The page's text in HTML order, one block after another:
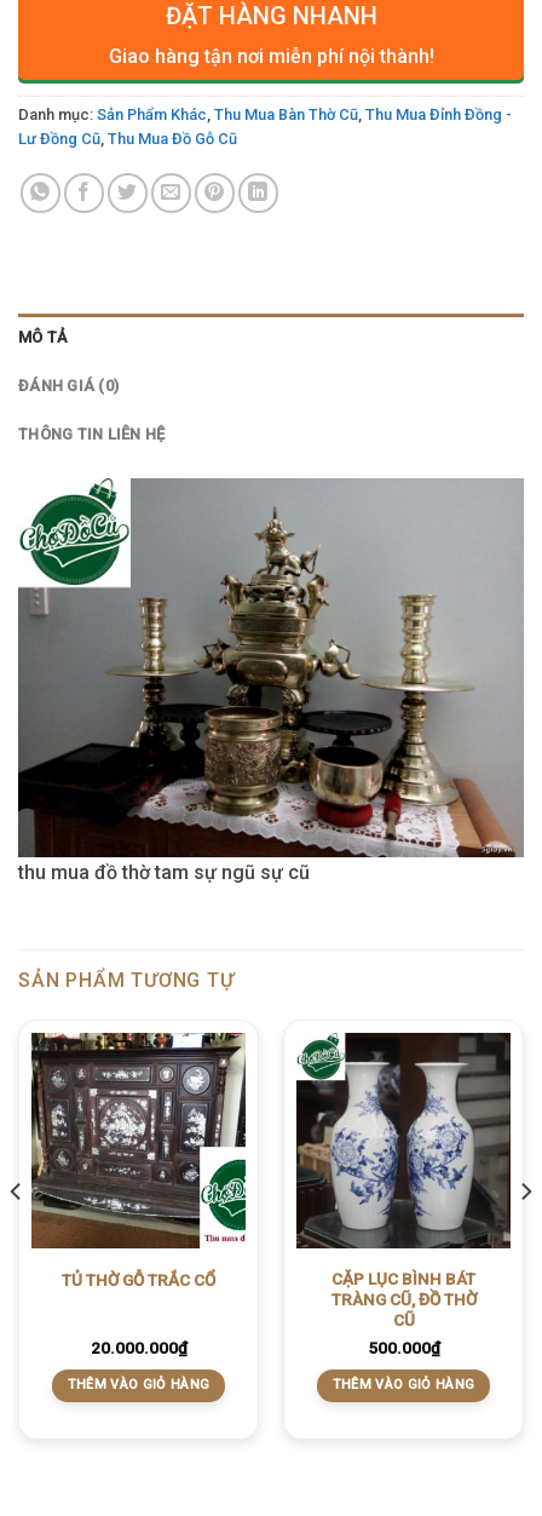
ĐẶT HÀNG NHANH
Giao hàng tận nơi miễn phí nội thành!
Danh mục: Sản Phẩm Khác, Thu Mua Bàn Thờ Cũ, Thu Mua Đỉnh Đồng -
Lư Đồng Cũ, Thu Mua Đồ Gỗ Cũ
MÔ TẢ
ĐÁNH GIÁ (0)
THÔNG TIN LIÊN HỆ
thu mua đồ thờ tam sự ngũ sự cũ
SẢN PHẨM TƯƠNG TỰ
TỦ THỜ GỖ TRẮC CỔ
20.000.000₫
THÊM VÀO GIỎ HÀNG
CẶP LỤC BÌNH BÁT
TRÀNG CŨ, ĐỒ THỜ
CŨ
500.000₫
THÊM VÀO GIỎ HÀNG